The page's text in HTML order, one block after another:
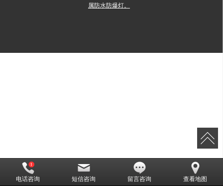
属防水防爆灯。
电话咨询 短信咨询 留言咨询 查看地图